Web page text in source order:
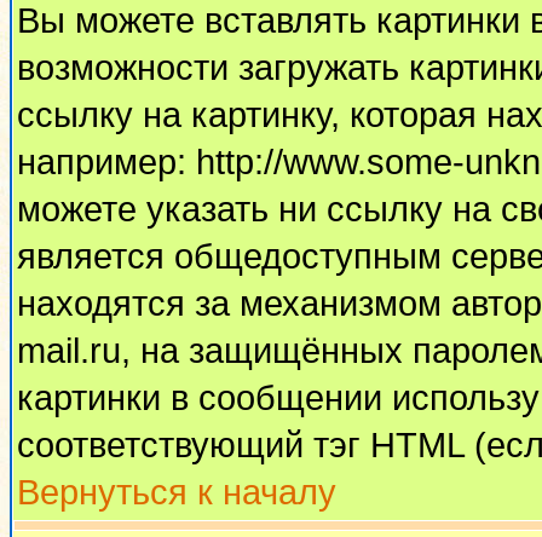
Вы можете вставлять
возможности загружать
ссылку на картинку, которая
например: http://www.some-
можете указать ни ссылку на
является общедоступным
находятся за механизмом
mail.ru, на защищённых
картинки в сообщении
соответствующий тэг HTML
Вернуться к началу